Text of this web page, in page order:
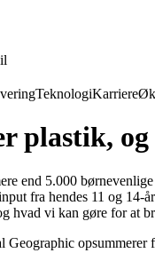
TeknologiKarriere
plastik,
end 5.000
fra hendes 11 og
hvad vi kan gøre for at
opsummerer